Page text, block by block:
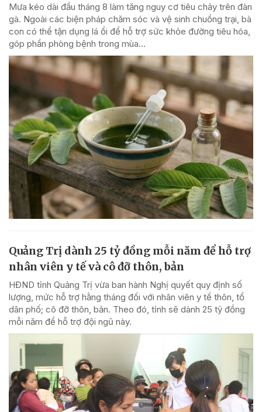
Mưa kéo dài đầu tháng 8 làm tăng nguy cơ tiêu chảy trên đàn
gà. Ngoài các biện pháp chăm sóc và vệ sinh chuồng trại, bà
con có thể tận dụng lá ổi để hỗ trợ sức khỏe đường tiêu hóa,
góp phần phòng bệnh trong mùa...
Quảng Trị dành 25 tỷ đồng mỗi năm để hỗ trợ
nhân viên y tế và cô đỡ thôn, bản
HĐND tỉnh Quảng Trị vừa ban hành Nghị quyết quy định số
lượng, mức hỗ trợ hằng tháng đối với nhân viên y tế thôn, tổ
dân phố; cô đỡ thôn, bản. Theo đó, tỉnh sẽ dành 25 tỷ đồng
mỗi năm để hỗ trợ đội ngũ này.